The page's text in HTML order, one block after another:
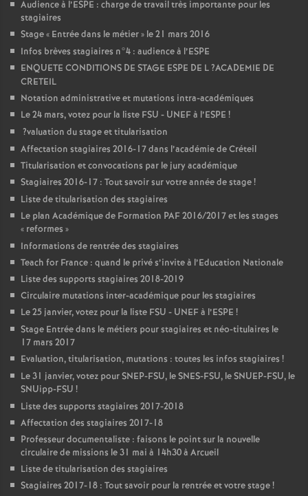
Audience à l’ESPE : charge de travail très importante pour les
stagiaires
Stage « Entrée dans le métier» le 21 mars 2016
Infos brèves stagiaires n°4 : audience à l’ESPE
ENQUETE CONDITIONS DE STAGE ESPE DE L?ACADEMIE DE
CRETEIL
Notation administrative et mutations intra-académiques
Le 24 mars, votez pour la liste FSU - UNEFà l’ESPE !
?valuation du stage et titularisation
Affectation stagiaires 2016-17 dans l’académie de Créteil
Titularisation et convocations par le jury académique
Stagiaires 2016-17 : Tout savoir sur votre année de stage!
Liste de titularisation des stagiaires
Le plan Académique de Formation PAF2016/2017 et les stages
« reformes »
Informations de rentrée des stagiaires
Teach for France : quand le privé s’invite à l’Education Nationale
Liste des supports stagiaires 2018-2019
Circulaire mutations inter-académique pour les stagiaires
Le 25 janvier, votez pour la liste FSU - UNEFà l’ESPE !
Stage Entrée dans le métiers pour stagiaires et néo-titulaires le
17 mars 2017
Evaluation, titularisation, mutations : toutes les infos stagiaires !
Le 31 janvier, votez pourSNEP-FSU, leSNES-FSU, leSNUEP-FSU, le
SNUipp-FSU !
Liste des supports stagiaires 2017-2018
Affectation des stagiaires 2017-18
Professeur documentaliste : faisons le point sur la nouvelle
circulaire de missions le 31 mai à 14h30 à Arcueil
Liste de titularisation des stagiaires
Stagiaires 2017-18 : Tout savoir pour la rentrée et votre stage!